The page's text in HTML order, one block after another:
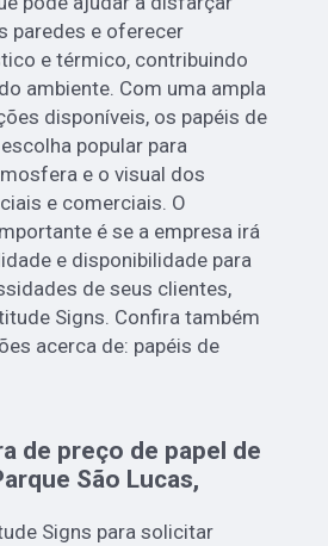
paredes e oferecer
e térmico, contribuindo
ambiente. Com uma ampla
disponíveis, os papéis de
popular para
e o visual dos
e comerciais. O
é se a empresa irá
e disponibilidade para
de seus clientes,
Signs. Confira também
acerca de: papéis de
de preço de papel de
São Lucas,
Signs para solicitar